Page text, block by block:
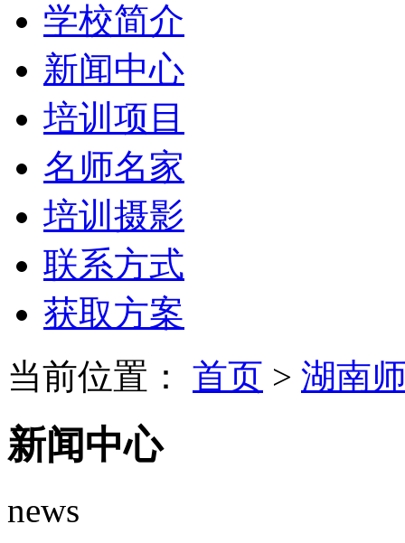
学校简介
新闻中心
培训项目
名师名家
培训摄影
联系方式
获取方案
当前位置： 首页 > 湖南
新闻中心
news